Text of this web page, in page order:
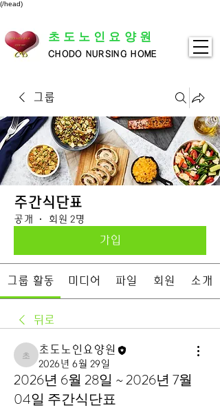
(/head)
초도노인요양원
CHODO NURSING HOME
그룹
주간식단표
공개 · 회원 2명
가입
그룹 활동 미디어 파일 회원 소개
뒤로
초도노인요양원
초도노인요양원
2026년 6월 29일
2026년 6월 28일 ~ 2026년 7월
04일 주간식단표